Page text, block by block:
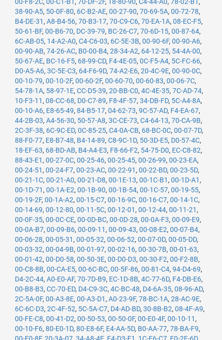
38-90-A5, 50-0F-80, 6C-B2-AE, 00-27-90, 70-69-5A, 00-72-78,
B4-DE-31 , A8-B4-56, 70-B3-17, 70-C9-C6, 70-EA-1A, 08-EC-F5,
50-61-BF, 00-B6-70, DC-39-79, BC-26-C7, 70-6D-15, 00-87-64,
6C-AB-05, 14-A2-A0, C4-C6-03, 6C-5E-3B, 00-90-6F, 00-90-A6,
00-90-AB, 74-26-AC, B0-00-B4, 28-34-A2, 64-12-25, 54-4A-00,
50-67-AE, BC-16-F5, 68-99-CD, F4-4E-05, 0C-F5-A4, 5C-FC-66,
D0-A5-A6, 3C-5E-C3, 64-F6-9D, 74-A2-E6, 20-4C-9E, 00-90-0C,
00-10-79, 00-10-2F, 00-60-2F, 00-60-70, 00-60-83, 00-06-7C,
54-78-1A, 58-97-1E, CC-D5-39, 20-BB-C0, 4C-4E-35, 7C-AD-74,
10-F3-11 , 08-CC-68, D0-C7-89, F8-4F-57, 34-DB-FD, 5C-A4-8A,
00-10-A6, E8-65-49, 84-B5-17, 04-62-73, 9C-57-AD, F4-EA-67,
44-2B-03, A4-56-30, 50-57-A8, 3C-CE-73, C4-64-13, 70-CA-9B,
2C-3F-38, 6C-9C-ED, 0C-85-25, C4-0A-CB, 68-BC-0C, 00-07-7D,
88-F0-77, E8-B7-48, B4-14-89, C8-9C-1D, 50-3D-E5, D0-57-4C,
18-EF-63, 68-BD-AB, B4-A4-E3, F8-66-F2, 54-75-D0, EC-C8-82,
88-43-E1 , 00-27-0C, 00-25-46, 00-25-45, 00-26-99, 00-23-EA,
00-24-51 , 00-24-F7, 00-23-AC, 00-22-91 , 00-22-BD, 00-23-5D,
00-21-1C, 00-21-A0, 00-21-D8, 00-1E-13, 00-1C-B1 , 00-1D-A1 ,
00-1D-71 , 00-1A-E2, 00-1B-90, 00-1B-54, 00-1C-57, 00-19-55,
00-19-2F, 00-1A-A2, 00-15-C7, 00-16-9C, 00-16-C7, 00-14-1C,
00-14-69, 00-12-80, 00-11-5C, 00-12-01 , 00-12-44, 00-11-21 ,
00-0F-35, 00-0C-CE, 00-0D-BC, 00-0D-28, 00-0A-F3, 00-09-E9,
00-0A-B7, 00-09-B6, 00-09-11 , 00-09-43, 00-08-E2, 00-07-B4,
00-06-28, 00-05-31 , 00-05-32, 00-06-52, 00-07-0D, 00-05-DD,
00-03-32, 00-04-9B, 00-01-97, 00-02-16, 00-30-7B, 00-01-63,
00-01-42, 00-D0-58, 00-50-3E, 00-D0-D3, 00-30-F2, 00-F2-8B,
00-C8-8B, 00-CA-E5, 00-6C-BC, 00-5F-86, 00-81-C4, 94-D4-69,
D4-2C-44, A0-E0-AF, 70-7D-B9, EC-1D-8B, 4C-77-6D, F4-DB-E6,
00-B8-B3, CC-70-ED, D4-C9-3C, 4C-BC-48, D4-6A-35, 08-96-AD,
2C-5A-0F, 00-A3-8E, 00-A3-D1 , A0-23-9F, 78-BC-1A, 28-AC-9E,
6C-6C-D3, 2C-4F-52, 5C-5A-C7, D4-AD-BD, 30-8B-B2, 08-4F-A9,
00-FE-C8, 00-41-D2, 00-50-53, 00-50-0F, 00-E0-4F, 00-10-11 ,
00-10-F6, 80-E0-1D, 80-E8-6F, E4-AA-5D, B0-AA-77, 78-BA-F9,